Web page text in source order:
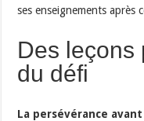
ses enseignements après
Des leçons
du défi
La persévérance